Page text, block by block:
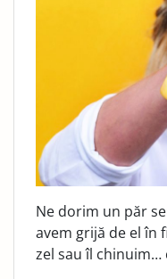
Ne dorim un păr
avem grijă de el în
zel sau îl chinuim…